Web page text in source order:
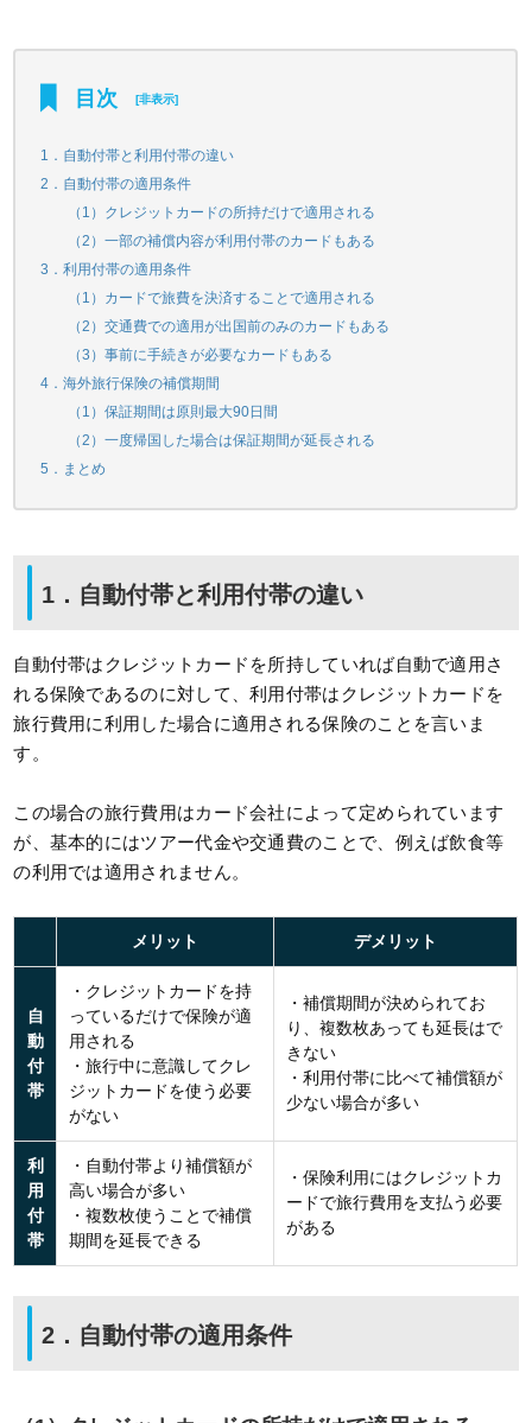
目次 [非表示]
1．自動付帯と利用付帯の違い
2．自動付帯の適用条件
（1）クレジットカードの所持だけで適用される
（2）一部の補償内容が利用付帯のカードもある
3．利用付帯の適用条件
（1）カードで旅費を決済することで適用される
（2）交通費での適用が出国前のみのカードもある
（3）事前に手続きが必要なカードもある
4．海外旅行保険の補償期間
（1）保証期間は原則最大90日間
（2）一度帰国した場合は保証期間が延長される
5．まとめ
1．自動付帯と利用付帯の違い
自動付帯はクレジットカードを所持していれば自動で適用さ
れる保険であるのに対して、利用付帯はクレジットカードを
旅行費用に利用した場合に適用される保険のことを言いま
す。
この場合の旅行費用はカード会社によって定められています
が、基本的にはツアー代金や交通費のことで、例えば飲食等
の利用では適用されません。
メリット デメリット
自
動
付
帯
・クレジットカードを持
っているだけで保険が適
用される
・旅行中に意識してクレ
ジットカードを使う必要
がない
・補償期間が決められてお
り、複数枚あっても延長はで
きない
・利用付帯に比べて補償額が
少ない場合が多い
利
用
付
帯
・自動付帯より補償額が
高い場合が多い
・複数枚使うことで補償
期間を延長できる
・保険利用にはクレジットカ
ードで旅行費用を支払う必要
がある
2．自動付帯の適用条件